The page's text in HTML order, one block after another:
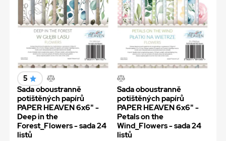
5
Sada oboustranně
potištěných papírů
PAPER HEAVEN 6x6" -
Deep in the
Forest_Flowers - sada 24
listů
Sada oboustranně
potištěných papírů
PAPER HEAVEN 6x6" -
Petals on the
Wind_Flowers - sada 24
listů